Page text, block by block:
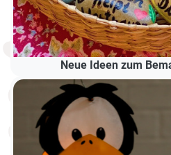
Neue Ideen zum